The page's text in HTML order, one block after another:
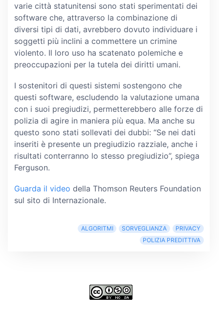
varie città statunitensi sono stati sperimentati dei
software che, attraverso la combinazione di
diversi tipi di dati, avrebbero dovuto individuare i
soggetti più inclini a commettere un crimine
violento. Il loro uso ha scatenato polemiche e
preoccupazioni per la tutela dei diritti umani.
I sostenitori di questi sistemi sostengono che
questi software, escludendo la valutazione umana
con i suoi pregiudizi, permetterebbero alle forze di
polizia di agire in maniera più equa. Ma anche su
questo sono stati sollevati dei dubbi: “Se nei dati
inseriti è presente un pregiudizio razziale, anche i
risultati conterranno lo stesso pregiudizio”, spiega
Ferguson.
Guarda il video della Thomson Reuters Foundation
sul sito di Internazionale.
ALGORITMI SORVEGLIANZA
PRIVACY
POLIZIA PREDITTIVA